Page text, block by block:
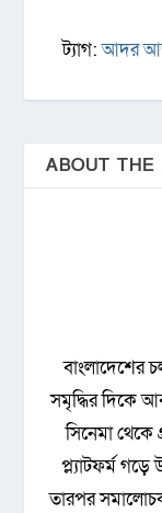
ট্যাগ:আদর
ABOUT THE
বাংলাদেশের
সমৃদ্ধির দিকে
সিনেমা থেকে
প্ল্যাটফর্ম
তারপর সমালোচক